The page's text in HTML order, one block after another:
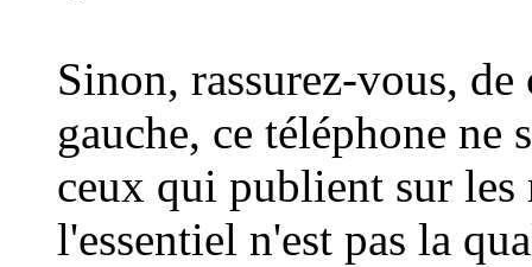
Sinon, rassurez-vous,
gauche, ce téléphone ne
ceux qui publient sur les
l'essentiel n'est pas la